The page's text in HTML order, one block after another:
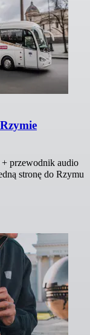
przewodnik audio
stronę do Rzymu